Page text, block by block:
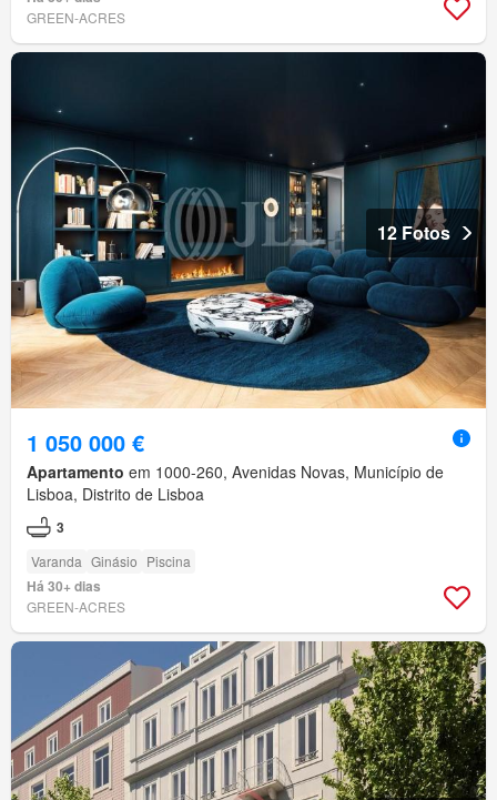
GREEN-ACRES
12 Fotos
1 050 000 €
Apartamento em 1000-260, Avenidas Novas, Município de
Lisboa, Distrito de Lisboa
3
Varanda Ginásio Piscina
Há 30+ dias
GREEN-ACRES